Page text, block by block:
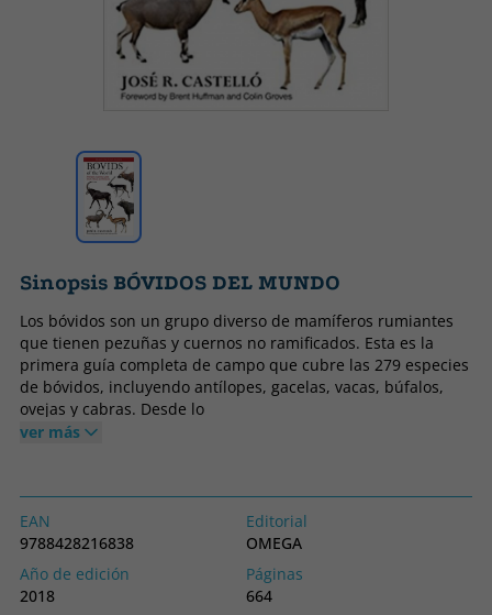
Sinopsis BÓVIDOS DEL MUNDO
Los bóvidos son un grupo diverso de mamíferos rumiantes
que tienen pezuñas y cuernos no ramificados. Esta es la
primera guía completa de campo que cubre las 279 especies
de bóvidos, incluyendo antílopes, gacelas, vacas, búfalos,
ovejas y cabras. Desde lo
ver más
EAN
9788428216838
Editorial
OMEGA
Año de edición
2018
Páginas
664